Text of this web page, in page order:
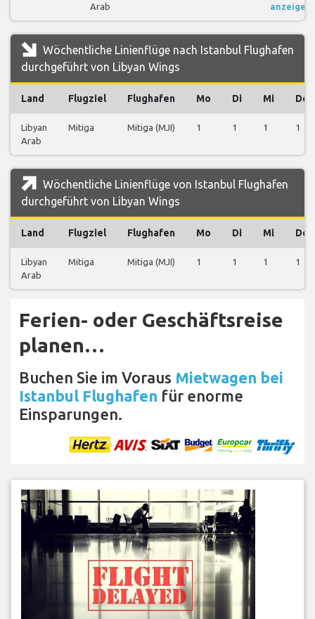
Arab anzeigen
Wöchentliche Linienflüge nach Istanbul Flughafen
durchgeführt von Libyan Wings
Land Flugziel Flughafen Mo Di Mi Do
Libyan
Arab
Mitiga Mitiga (MJI) 1 1 1 1
Wöchentliche Linienflüge von Istanbul Flughafen
durchgeführt von Libyan Wings
Land Flugziel Flughafen Mo Di Mi Do
Libyan
Arab
Mitiga Mitiga (MJI) 1 1 1 1
Ferien- oder Geschäftsreise
planen…
Buchen Sie im Voraus Mietwagen bei
Istanbul Flughafen für enorme
Einsparungen.